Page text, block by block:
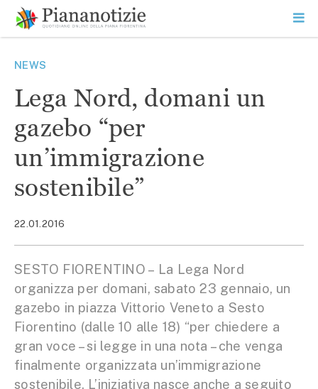
contenuto
SEARCH
NEWS
Lega Nord, domani un
gazebo “per
un’immigrazione
sostenibile”
22.01.2016
SESTO FIORENTINO – La Lega Nord
organizza per domani, sabato 23 gennaio, un
gazebo in piazza Vittorio Veneto a Sesto
Fiorentino (dalle 10 alle 18) “per chiedere a
gran voce – si legge in una nota – che venga
finalmente organizzata un’immigrazione
sostenibile. L’iniziativa nasce anche a seguito